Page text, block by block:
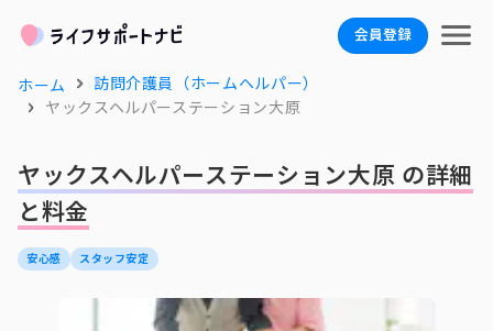
会員登録
ホーム
訪問介護員（ホームヘルパー）
ヤックスヘルパーステーション大原
ヤックスヘルパーステーション大原 の詳細
と料金
安心感 スタッフ安定